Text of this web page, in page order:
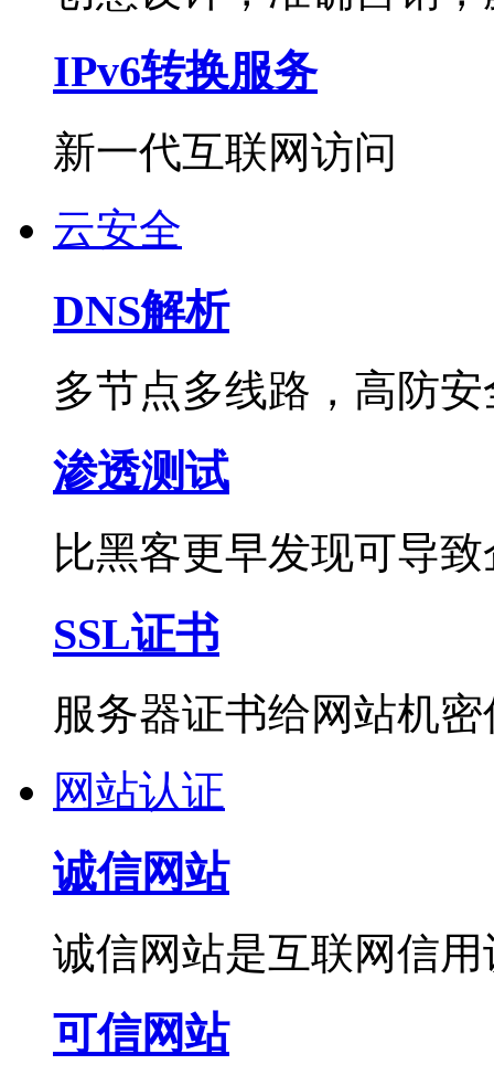
IPv6转换服务
新一代互联网访问
云安全
DNS解析
多节点多线路，高防
渗透测试
比黑客更早发现可导
SSL证书
服务器证书给网站机
网站认证
诚信网站
诚信网站是互联网信
可信网站